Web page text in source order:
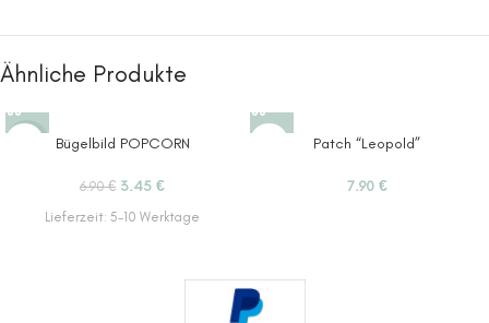
Ähnliche Produkte
Bügelbild POPCORN
6.90€ 3.45 €
Lieferzeit: 5-10 Werktage
Patch “Leopold”
7.90 €